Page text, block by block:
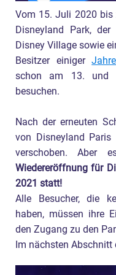
über das
6. Wie erhalte
werden?
und meine
Zutritt, muss ich
8. Ich habe eine
aber das Datum
überein – wo
9. Ich habe eine
kann nur einen
es eine
Vom 15. Juli 2020 bis
Disneyland Park,
Disney Village sowie
Besitzer einiger
schon am 13. und
besuchen.
Nach der erneuten
von Disneyland
verschoben. Aber
Wiedereröffnung für
2021 statt!
Alle Besucher, die
haben, müssen ihre
den Zugang zu den
Im nächsten